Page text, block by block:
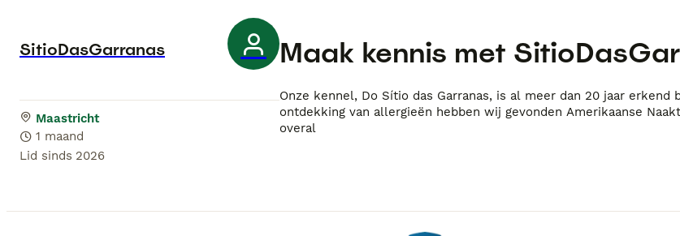
SitioDasGarranas
Maastricht
1 maand
Lid sinds 2026
Maak kennis met
Onze kennel, Do Sítio das Garranas, is al meer dan 20 jaar
ontdekking van allergieën hebben wij gevonden Amerikaanse
overal